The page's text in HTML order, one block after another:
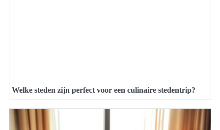
Welke steden zijn perfect voor een culinaire stedentrip?